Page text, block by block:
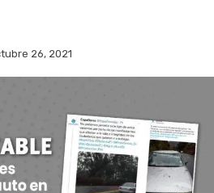
26, 2021